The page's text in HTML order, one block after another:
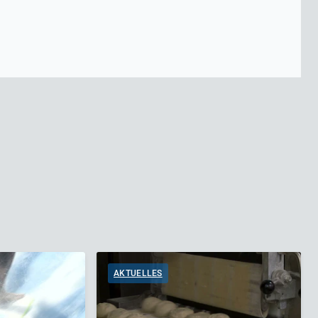
AKTUELLES